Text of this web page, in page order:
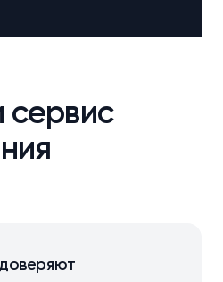
сервис